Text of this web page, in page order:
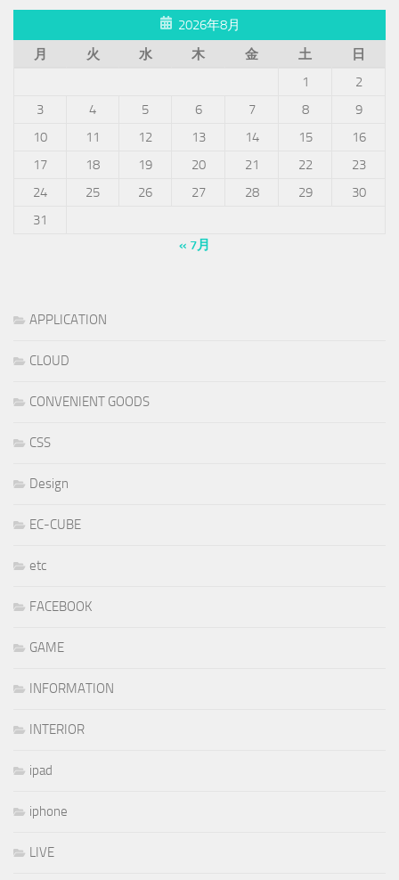
2026年8月
月
火 水 木 金 土
日
1
2
3
4 5 6 7 8
9
10
11 12 13 14 15
16
17
18 19 20 21 22
23
24
25 26 27 28 29
30
31
« 7月
APPLICATION
CLOUD
CONVENIENT GOODS
CSS
Design
EC-CUBE
etc
FACEBOOK
GAME
INFORMATION
INTERIOR
ipad
iphone
LIVE